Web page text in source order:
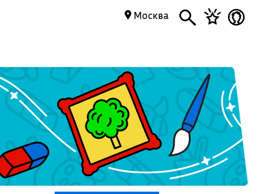
Москва